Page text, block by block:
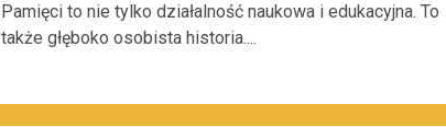
Pamięci to nie tylko działalność naukowa i edukacyjna. To
także głęboko osobista historia....